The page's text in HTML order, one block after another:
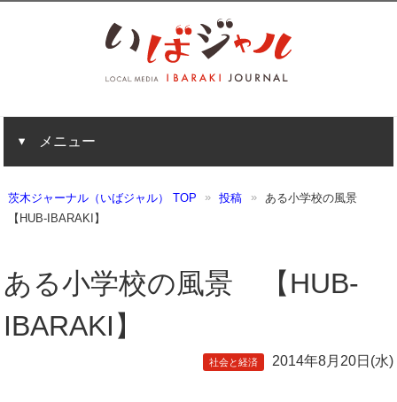
メニュー
茨木ジャーナル（いばジャル） TOP 投稿
ある小学校の風景
【HUB-IBARAKI】
ある小学校の風景 【HUB-
IBARAKI】
社会と経済 2014年8月20日(水)